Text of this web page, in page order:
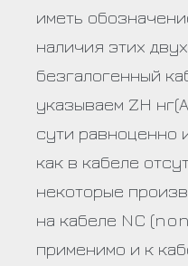
иметь
наличия этих
безгалогенный
указываем ZH
сути равноценно
как в кабеле
некоторые
на кабеле NC
применимо и к